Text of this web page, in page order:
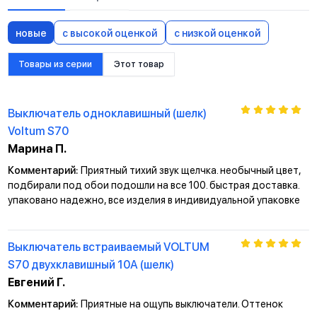
новые с высокой оценкой с низкой оценкой
Товары из серии Этот товар
Выключатель одноклавишный (шелк)
Voltum S70
Марина П.
Комментарий: Приятный тихий звук щелчка. необычный цвет,
подбирали под обои подошли на все 100. быстрая доставка.
упаковано надежно, все изделия в индивидуальной упаковке
Выключатель встраиваемый VOLTUM
S70 двухклавишный 10А (шелк)
Евгений Г.
Комментарий: Приятные на ощупь выключатели. Оттенок